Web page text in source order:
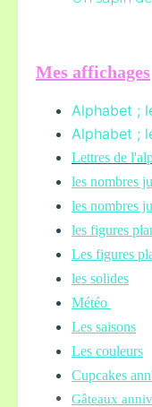
Mes affichages
Alphabet ;
Alphabet ;
Lettres de
les nombres
les nombres
les figures
Les figures
les solides
Météo
Les saisons
Les couleurs
Cupcakes
Gâteaux